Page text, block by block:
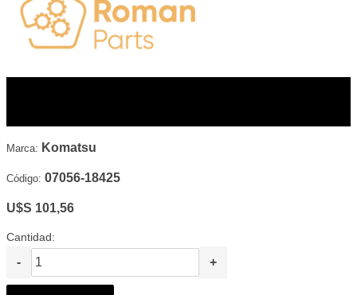
Marca: Komatsu
Código: 07056-18425
U$S 101,56
Cantidad:
- +